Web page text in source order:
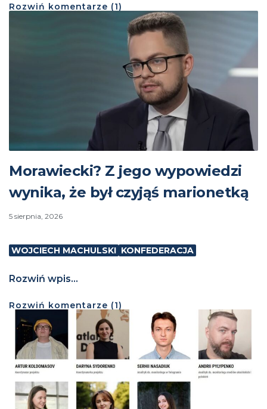
Rozwiń komentarze (1)
Morawiecki? Z jego wypowiedzi
wynika, że był czyjąś marionetką
5 sierpnia, 2026
WOJCIECH MACHULSKI KONFEDERACJA
Rozwiń wpis...
Rozwiń komentarze (1)